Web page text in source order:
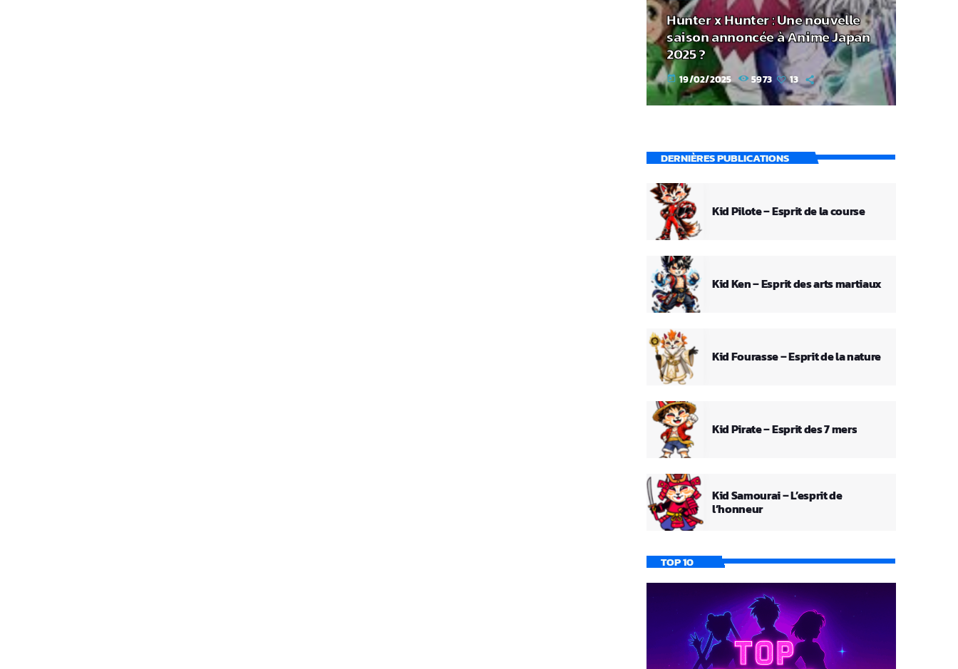
Hunter x Hunter : Une nouvelle
saison annoncée à Anime Japan
2025 ?
today 19/02/2025 5973 13
DERNIÈRES PUBLICATIONS
Kid Pilote – Esprit de la course
Kid Ken – Esprit des arts martiaux
Kid Fourasse – Esprit de la nature
Kid Pirate – Esprit des 7 mers
Kid Samourai – L’esprit de
l’honneur
TOP 10